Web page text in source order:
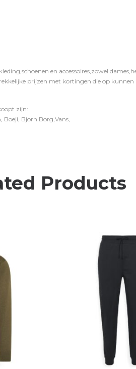
en accessoires,zowel
prijzen met kortingen die op
zijn:
Boeji, Bjorn Borg,Vans,
Products